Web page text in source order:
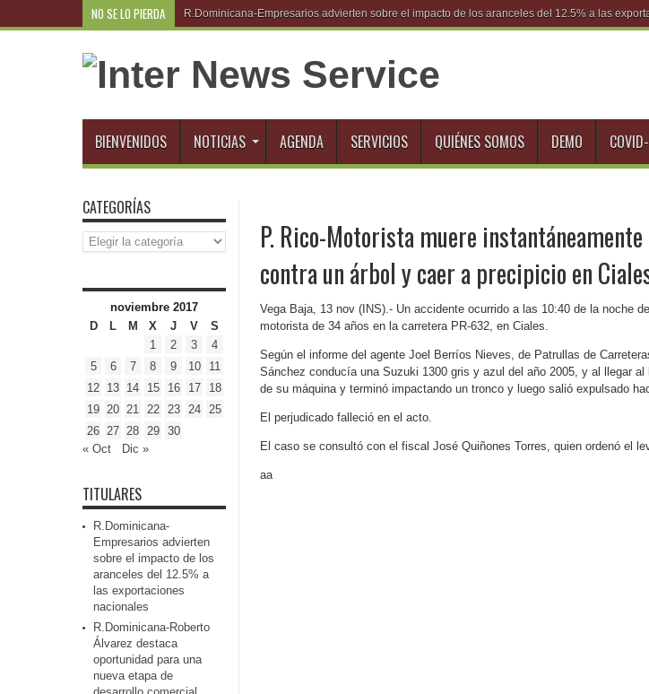
NO SE LO PIERDA R.Do
BIENVENIDOS NOTICIAS AGENDA SERVICIOS QUIÉNES SOMOS DEMO
P. Rico-Motorista muere
contra un árbol y caer a precipicio en
Vega Baja, 13 nov (INS).- Un accidente ocurrido a las 10:40 de la noche
motorista de 34 años en la carretera PR-632, en Ciales.
Según el informe del agente Joel Berríos Nieves, de Patrullas de
Sánchez conducía una Suzuki 1300 gris y azul del año 2005, y al llegar al
de su máquina y terminó impactando un tronco y luego salió expulsado
El perjudicado falleció en el acto.
El caso se consultó con el fiscal José Quiñones Torres, quien ordenó el
aa
CATEGORÍAS
Categorías
noviembre 2017
D
L M X J V
S
1
2 3
4
5
6 7 8 9 10
11
12 13 14 15 16 17
18
19 20 21 22 23 24
25
26 27 28 29
30
« Oct
Dic »
TITULARES
R.Dominicana-
Empresarios advierten
sobre el impacto de los
aranceles del 12.5% a
las exportaciones
nacionales
R.Dominicana-Roberto
Álvarez destaca
oportunidad para una
nueva etapa de